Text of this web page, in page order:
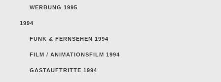
WERBUNG 1995
1994
FUNK & FERNSEHEN 1994
FILM / ANIMATIONSFILM 1994
GASTAUFTRITTE 1994